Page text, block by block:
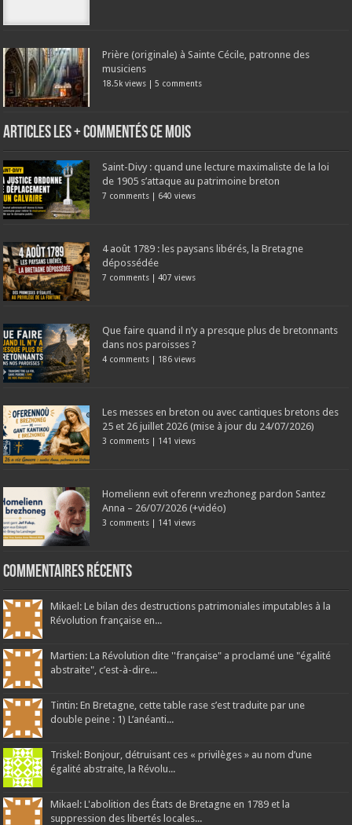
Prière (originale) à Sainte Cécile, patronne des
musiciens
18.5k views |5 comments
Articles les + commentés ce mois
Saint-Divy : quand une lecture maximaliste de la loi
de 1905 s’attaque au patrimoine breton
7 comments | 640 views
4 août 1789 : les paysans libérés, la Bretagne
dépossédée
7 comments |407 views
Que faire quand il n’y a presque plus de bretonnants
dans nos paroisses ?
4 comments | 186 views
Les messes en breton ou avec cantiques bretons des
25 et 26 juillet 2026 (mise à jour du 24/07/2026)
3 comments | 141 views
Homelienn evit oferenn vrezhoneg pardon Santez
Anna – 26/07/2026 (+vidéo)
3 comments | 141 views
Commentaires récents
Mikael: Le bilan des destructions patrimoniales imputables à la
Révolution française en...
Martien: La Révolution dite ''française" a proclamé une "égalité
abstraite", c’est-à-dire...
Tintin: En Bretagne, cette table rase s’est traduite par une
double peine : 1) L’anéanti...
Triskel: Bonjour, détruisant ces « privilèges » au nom d’une
égalité abstraite, la Révolu...
Mikael: L'abolition des États de Bretagne en 1789 et la
suppression des libertés locales...